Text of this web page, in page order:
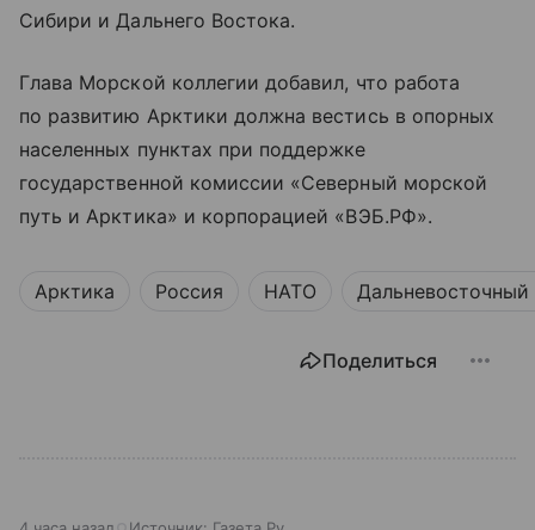
Сибири и Дальнего Востока.
Глава Морской коллегии добавил, что работа
по развитию Арктики должна вестись в опорных
населенных пунктах при поддержке
государственной комиссии «Северный морской
путь и Арктика» и корпорацией «ВЭБ.РФ».
Арктика Россия НАТО
Поделиться